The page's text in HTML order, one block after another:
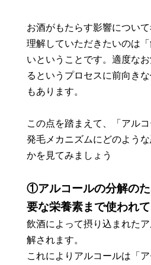
お酒がもたらす影響につい
理解していただきたいのは
いということです。適度な
るというプロセスに前向き
もあります。
この点を踏まえて、「アル
発毛メカニズムにどのよう
かを見てみましょう
①アルコールの分解の
要な栄養素まで使われ
飲酒によって摂り込まれた
解されます。
これによりアルコールは「